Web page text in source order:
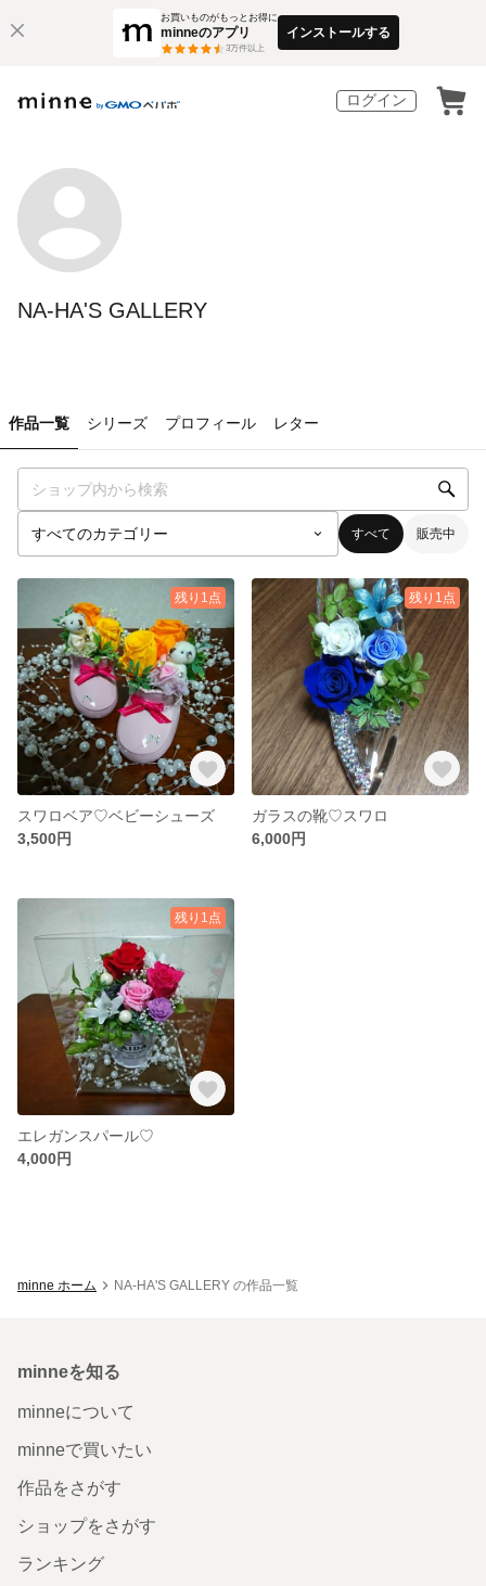
お買いものがもっとお得に
minneのアプリ
3万件以上
インストールする
ログイン
NA-HA'S GALLERY
作品一覧 シリーズ プロフィール レター
すべて 販売中
残り1点
スワロベア♡ベビーシューズ
3,500円
残り1点
ガラスの靴♡スワロ
6,000円
残り1点
エレガンスパール♡
4,000円
minne ホーム NA-HA'S GALLERY の作品一覧
minneを知る
minneについて
minneで買いたい
作品をさがす
ショップをさがす
ランキング